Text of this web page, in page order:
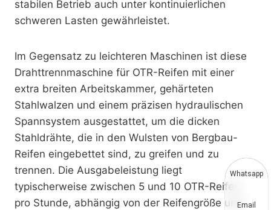
stabilen Betrieb auch unter kontinuierlichen
schweren Lasten gewährleistet.
Im Gegensatz zu leichteren Maschinen ist diese
Drahttrennmaschine für OTR-Reifen mit einer
extra breiten Arbeitskammer, gehärteten
Stahlwalzen und einem präzisen hydraulischen
Spannsystem ausgestattet, um die dicken
Stahldrähte, die in den Wulsten von Bergbau-
Reifen eingebettet sind, zu greifen und zu
trennen. Die Ausgabeleistung liegt
typischerweise zwischen 5 und 10 OTR-Reifen
pro Stunde, abhängig von der Reifengröße und
Whatsapp
Email